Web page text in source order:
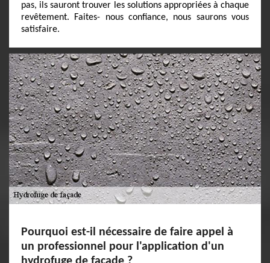
pas, ils sauront trouver les solutions appropriées à chaque
revêtement. Faites- nous confiance, nous saurons vous
satisfaire.
Pourquoi est-il nécessaire de faire appel à
un professionnel pour l'application d'un